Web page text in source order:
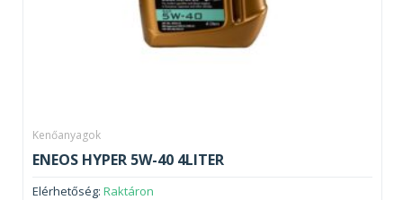
Kenőanyagok
ENEOS HYPER 5W-40 4LITER
Elérhetőség: Raktáron